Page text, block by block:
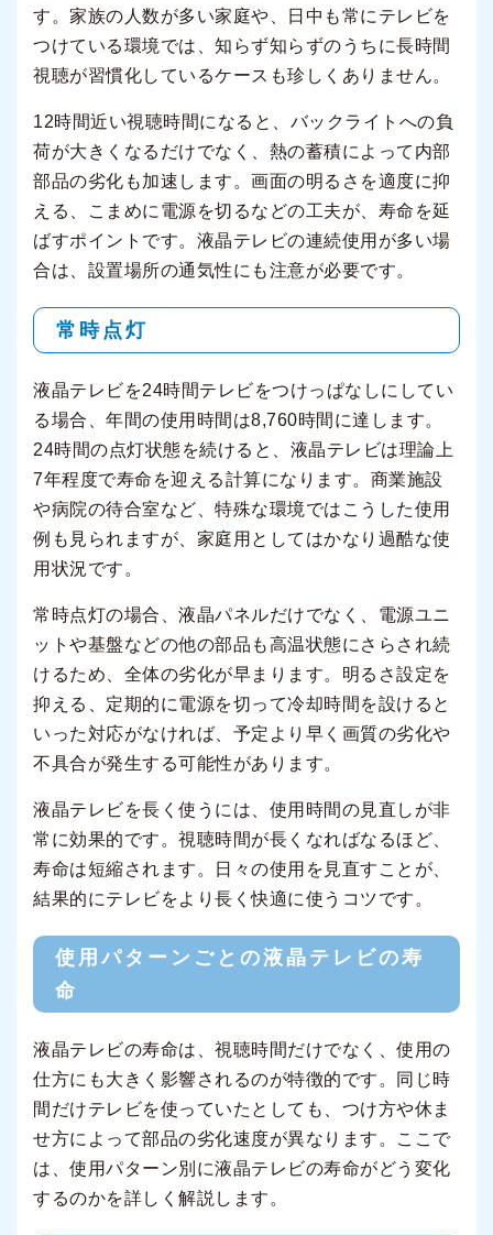
す。家族の人数が多い家庭や、日中も常にテレビを
つけている環境では、知らず知らずのうちに長時間
視聴が習慣化しているケースも珍しくありません。
12時間近い視聴時間になると、バックライトへの負
荷が大きくなるだけでなく、熱の蓄積によって内部
部品の劣化も加速します。画面の明るさを適度に抑
える、こまめに電源を切るなどの工夫が、寿命を延
ばすポイントです。液晶テレビの連続使用が多い場
合は、設置場所の通気性にも注意が必要です。
常時点灯
液晶テレビを24時間テレビをつけっぱなしにしてい
る場合、年間の使用時間は8,760時間に達します。
24時間の点灯状態を続けると、液晶テレビは理論上
7年程度で寿命を迎える計算になります。商業施設
や病院の待合室など、特殊な環境ではこうした使用
例も見られますが、家庭用としてはかなり過酷な使
用状況です。
常時点灯の場合、液晶パネルだけでなく、電源ユニ
ットや基盤などの他の部品も高温状態にさらされ続
けるため、全体の劣化が早まります。明るさ設定を
抑える、定期的に電源を切って冷却時間を設けると
いった対応がなければ、予定より早く画質の劣化や
不具合が発生する可能性があります。
液晶テレビを長く使うには、使用時間の見直しが非
常に効果的です。視聴時間が長くなればなるほど、
寿命は短縮されます。日々の使用を見直すことが、
結果的にテレビをより長く快適に使うコツです。
使用パターンごとの液晶テレビの寿
命
液晶テレビの寿命は、視聴時間だけでなく、使用の
仕方にも大きく影響されるのが特徴的です。同じ時
間だけテレビを使っていたとしても、つけ方や休ま
せ方によって部品の劣化速度が異なります。ここで
は、使用パターン別に液晶テレビの寿命がどう変化
するのかを詳しく解説します。